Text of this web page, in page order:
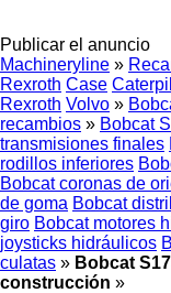
Publicar el anuncio
Machineryline »
Rexroth Case
Rexroth Volvo »
recambios » Bobcat
transmisiones finales
rodillos inferiores
Bobcat coronas de
de goma Bobcat
giro Bobcat motores
joysticks hidráulicos
culatas » Bobcat
construcción »